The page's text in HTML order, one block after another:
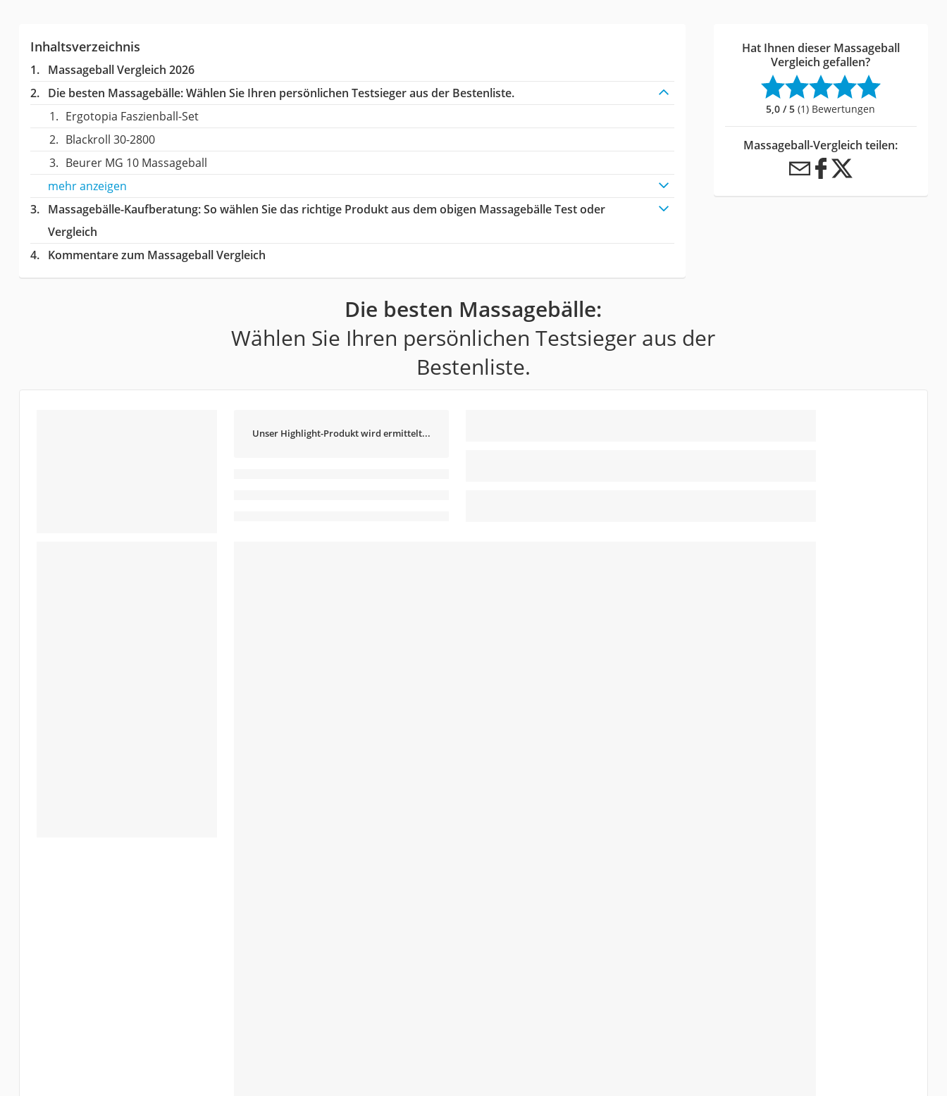
Inhaltsverzeichnis
Massageball Vergleich 2026
Die besten Massagebälle:Wählen Sie Ihren persönlichen Testsieger aus der Bestenliste.
Ergotopia Faszienball-Set
Blackroll 30-2800
Beurer MG 10 Massageball
mehr anzeigen
Massagebälle-Kaufberatung: So wählen Sie das richtige Produkt aus dem obigen Massagebälle Test oder
Vergleich
Kommentare zum Massageball Vergleich
Hat Ihnen dieser Massageball
Vergleich gefallen?
5,0 / 5 (1) Bewertungen
Massageball-Vergleich teilen:
Die besten Massagebälle:
Wählen Sie Ihren persönlichen Testsieger aus der
Bestenliste.
Unser Highlight-Produkt wird ermittelt...